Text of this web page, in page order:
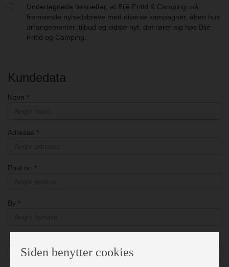
Undertegnede bekræfter, at Bijé Fritid & Camping må
fremsende nyhedsbreve med diverse kampagner, åben hus
arrangementer, tilbud og sidste nyt, det rører sig hos Bijé
Fritid og Camping.
Kundedata
Navn *
Adresse *
Post nr. *
By *
Telefon nr. *
Siden benytter cookies